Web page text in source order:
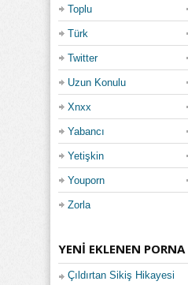
Toplu
Türk
Twitter
Uzun Konulu
Xnxx
Yabancı
Yetişkin
Youporn
Zorla
YENI EKLENEN
Çıldırtan Sikiş Hikayesi